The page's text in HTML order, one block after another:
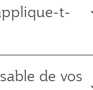
t-
de vos